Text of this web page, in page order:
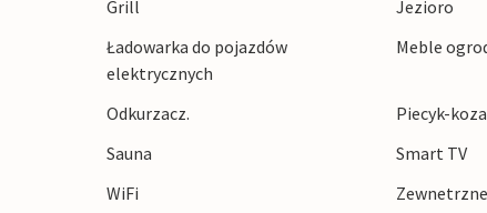
Esbjerg lub wyspa Fanø na południu lub
jednodniową wycieczkę. Jest tak wiele
Grill
Jezioro
Ładowarka do pojazdów
elektrycznych
Meble
Odkurzacz. Piecyk-
Sauna
Smart TV
WiFi